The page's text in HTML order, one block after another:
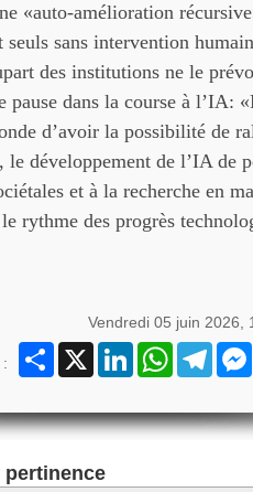
«auto-amélioration
sans intervention
des institutions ne le
dans la course à l’IA:
d’avoir la possibilité de
le développement de l’IA de
et à la recherche en
rythme des progrès
Vendredi 05 juin 2026,
Partager
X LinkedInWhatsApp